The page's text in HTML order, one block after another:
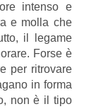
intenso e
e molla che
il legame
Forse è
per ritrovare
in forma
non è il tipo